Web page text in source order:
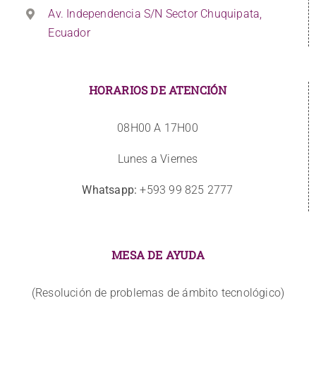
Av. Independencia S/N Sector Chuquipata,
Ecuador
HORARIOS DE ATENCIÓN
08H00 A 17H00
Lunes a Viernes
Whatsapp: +593 99 825 2777
MESA DE AYUDA
(Resolución de problemas de ámbito tecnológico)